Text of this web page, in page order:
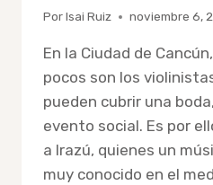
PorIsai Ruiz noviembre 6,
En la Ciudad de
pocos son los
pueden cubrir una
evento social. Es por
a Irazú, quienes un
muy conocido en el